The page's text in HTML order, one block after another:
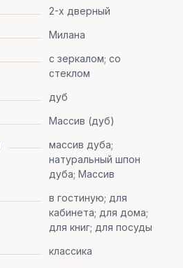
2-х дверный
Милана
с зеркалом; со
стеклом
дуб
Массив (дуб)
массив дуба;
натуральный шпон
дуба; Массив
в гостиную; для
кабинета; для дома;
для книг; для посуды
классика